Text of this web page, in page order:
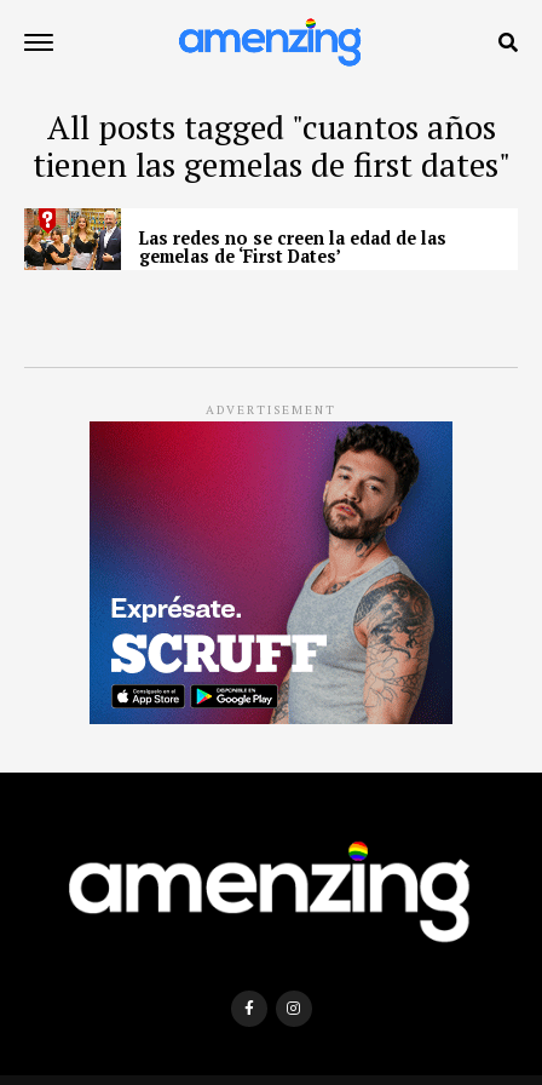
All posts tagged "cuantos años
tienen las gemelas de first dates"
Las redes no se creen la edad de las
gemelas de ‘First Dates’
ADVERTISEMENT